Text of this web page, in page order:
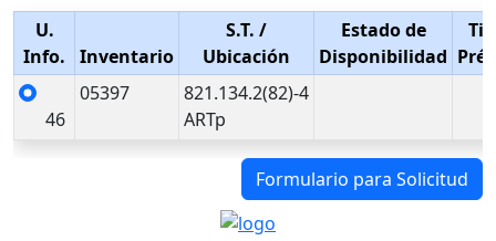
U.
Info.
Inventario
S.T. /
Ubicación
Estado de
Disponibilidad
46
05397
821.134.2(82)-4
ARTp
Formulario para Solicitud